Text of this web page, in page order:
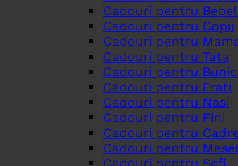
Cadouri pentru
Cadouri pentru Copii
Cadouri pentru
Cadouri pentru Tata
Cadouri pentru
Cadouri pentru Frati
Cadouri pentru Nasi
Cadouri pentru Fini
Cadouri pentru
Cadouri pentru